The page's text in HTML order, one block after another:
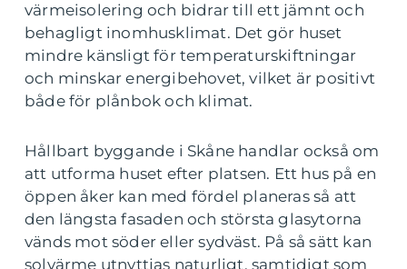
värmeisolering och bidrar till ett jämnt och
behagligt inomhusklimat. Det gör huset
mindre känsligt för temperaturskiftningar
och minskar energibehovet, vilket är positivt
både för plånbok och klimat.
Hållbart byggande i Skåne handlar också om
att utforma huset efter platsen. Ett hus på en
öppen åker kan med fördel planeras så att
den längsta fasaden och största glasytorna
vänds mot söder eller sydväst. På så sätt kan
solvärme utnyttjas naturligt, samtidigt som